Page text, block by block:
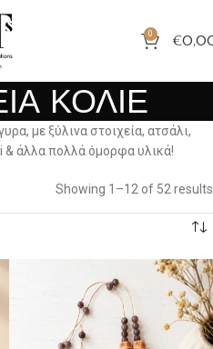
0 €
ΚΟΛΙΕ
με ξύλινα στοιχεία, ατσάλι,
& άλλα πολλά όμορφα υλικά!
Showing 1–12 of 52 results